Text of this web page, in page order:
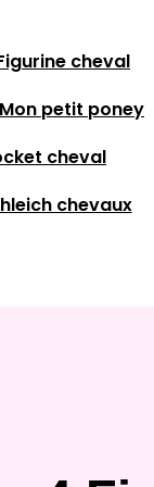
cheval
Mon petit poney
cheval
chevaux